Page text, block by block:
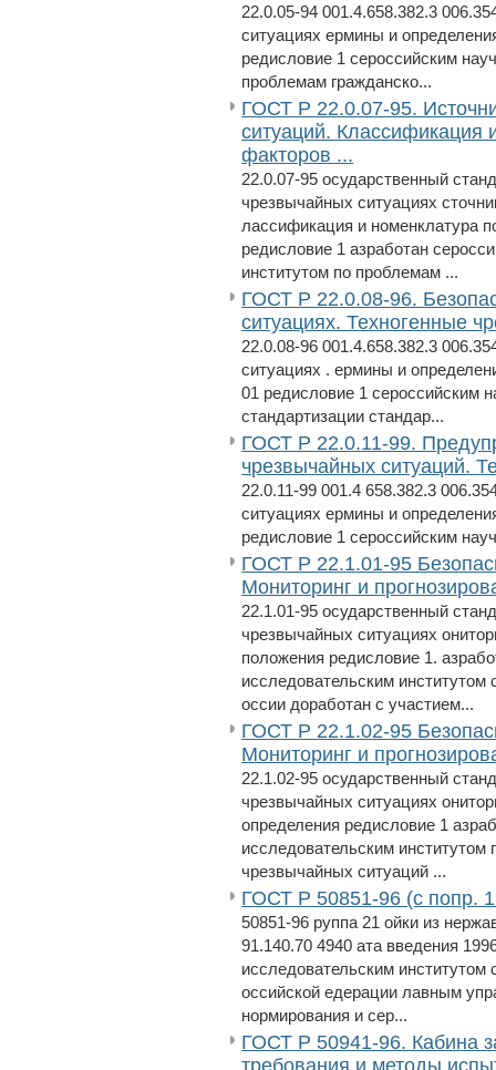
22.0.05-94 001.4.658.382.3
ситуациях ермины и
редисловие 1 сероссийским
проблемам гражданско...
ГОСТ Р 22.0.07-95.
ситуаций.
факторов ...
22.0.07-95 осударственный
чрезвычайных ситуациях
лассификация и номенклатура
редисловие 1 азработан
институтом по проблемам ...
ГОСТ Р 22.0.08-96.
ситуациях. Техногенные
22.0.08-96 001.4.658.382.3
ситуациях . ермины и
01 редисловие 1 сероссийским
стандартизации стандар...
ГОСТ Р 22.0.11-99.
чрезвычайных ситуаций.
22.0.11-99 001.4 658.382.3
ситуациях ермины и
редисловие 1 сероссийским
ГОСТ Р 22.1.01-95
Мониторинг и
22.1.01-95 осударственный
чрезвычайных ситуациях
положения редисловие 1.
исследовательским институтом
оссии доработан с участием...
ГОСТ Р 22.1.02-95
Мониторинг и
22.1.02-95 осударственный
чрезвычайных ситуациях
определения редисловие 1
исследовательским
чрезвычайных ситуаций ...
ГОСТ Р 50851-96 (с попр.
50851-96 руппа 21 ойки из
91.140.70 4940 ата введения
исследовательским институтом
оссийской едерации лавным
нормирования и сер...
ГОСТ Р 50941-96. Кабина
требования и методы